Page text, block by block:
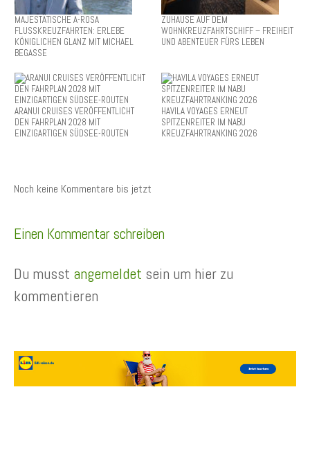
MAJESTÄTISCHE A-ROSA
FLUSSKREUZFAHRTEN: ERLEBE
KÖNIGLICHEN GLANZ MIT MICHAEL
BEGASSE
ZUHAUSE AUF DEM
WOHNKREUZFAHRTSCHIFF – FREIHEIT
UND ABENTEUER FÜRS LEBEN
ARANUI CRUISES VERÖFFENTLICHT
DEN FAHRPLAN 2028 MIT
EINZIGARTIGEN SÜDSEE-ROUTEN
HAVILA VOYAGES ERNEUT
SPITZENREITER IM NABU
KREUZFAHRTRANKING 2026
Noch keine Kommentare bis jetzt
Einen Kommentar schreiben
Du musst angemeldet sein um hier zu
kommentieren